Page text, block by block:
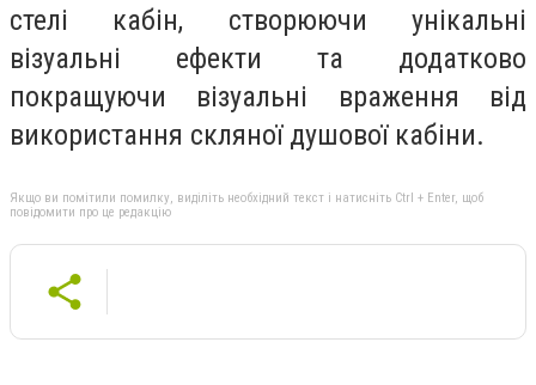
стелі кабін, створюючи унікальні
візуальні ефекти та додатково
покращуючи візуальні враження від
використання скляної душової кабіни.
Якщо ви помітили помилку, виділіть необхідний текст і натисніть Ctrl + Enter, щоб
повідомити про це редакцію